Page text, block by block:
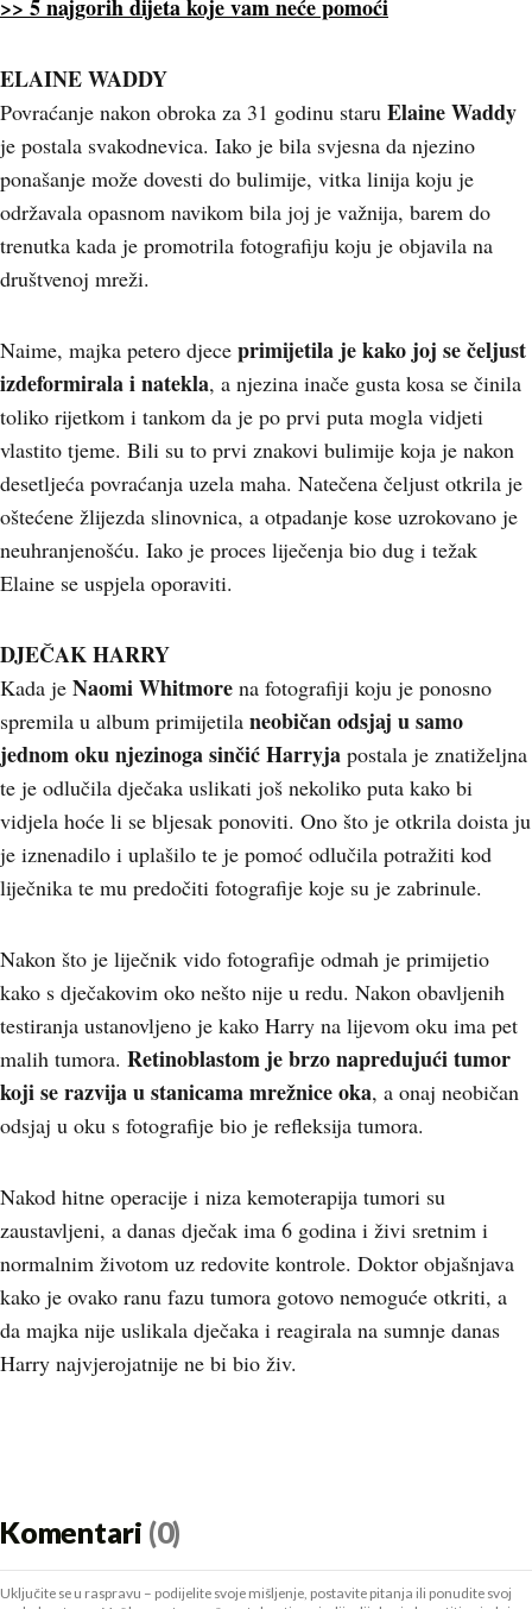
>> 5 najgorih dijeta koje vam neće pomoći
ELAINE WADDY
Povraćanje nakon obroka za 31 godinu staru Elaine Waddy
je postala svakodnevica. Iako je bila svjesna da njezino
ponašanje može dovesti do bulimije, vitka linija koju je
održavala opasnom navikom bila joj je važnija, barem do
trenutka kada je promotrila fotografiju koju je objavila na
društvenoj mreži.
Naime, majka petero djece primijetila je kako joj se čeljust
izdeformirala i natekla, a njezina inače gusta kosa se činila
toliko rijetkom i tankom da je po prvi puta mogla vidjeti
vlastito tjeme. Bili su to prvi znakovi bulimije koja je nakon
desetljeća povraćanja uzela maha. Natečena čeljust otkrila je
oštećene žlijezda slinovnica, a otpadanje kose uzrokovano je
neuhranjenošću. Iako je proces liječenja bio dug i težak
Elaine se uspjela oporaviti.
DJEČAK HARRY
Kada je Naomi Whitmore na fotografiji koju je ponosno
spremila u album primijetila neobičan odsjaj u samo
jednom oku njezinoga sinčić Harryja postala je znatiželjna
te je odlučila dječaka uslikati još nekoliko puta kako bi
vidjela hoće li se bljesak ponoviti. Ono što je otkrila doista ju
je iznenadilo i uplašilo te je pomoć odlučila potražiti kod
liječnika te mu predočiti fotografije koje su je zabrinule.
Nakon što je liječnik vido fotografije odmah je primijetio
kako s dječakovim oko nešto nije u redu. Nakon obavljenih
testiranja ustanovljeno je kako Harry na lijevom oku ima pet
malih tumora. Retinoblastom je brzo napredujući tumor
koji se razvija u stanicama mrežnice oka, a onaj neobičan
odsjaj u oku s fotografije bio je refleksija tumora.
Nakod hitne operacije i niza kemoterapija tumori su
zaustavljeni, a danas dječak ima 6 godina i živi sretnim i
normalnim životom uz redovite kontrole. Doktor objašnjava
kako je ovako ranu fazu tumora gotovo nemoguće otkriti, a
da majka nije uslikala dječaka i reagirala na sumnje danas
Harry najvjerojatnije ne bi bio živ.
Komentari (0)
Uključite se u raspravu – podijelite svoje mišljenje, postavite pitanja ili ponudite svoj